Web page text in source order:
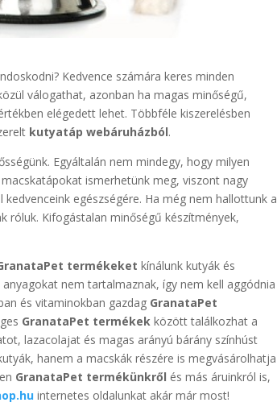
Kedvence számára keres minden
válogathat, azonban ha magas minőségű,
elégedett lehet. Többféle kiszerelésben
kutyatáp webáruházból.
Egyáltalán nem mindegy, hogy milyen
ismerhetünk meg, viszont nagy
egészségére. Ha még nem hallottunk a
róluk. Kifogástalan minőségű készítmények,
termékeket kínálunk kutyák és
nem tartalmaznak, így nem kell aggódnia
és vitaminokban gazdag GranataPet
GranataPet termékek között találkozhat a
lazacolajat és magas arányú bárány színhúst
hanem a macskák részére is megvásárolhatja
GranataPet termékünkről és más áruinkról is,
internetes oldalunkat akár már most!